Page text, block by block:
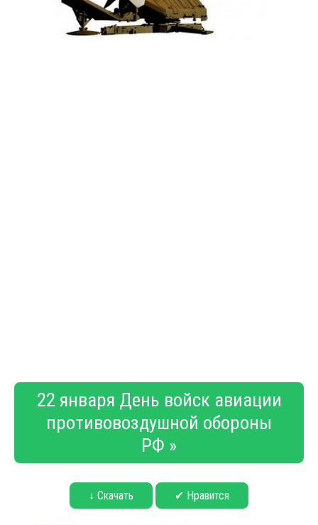
22 января День войск авиации
противовоздушной обороны
РФ »
↓ Скачать ✔ Нравится